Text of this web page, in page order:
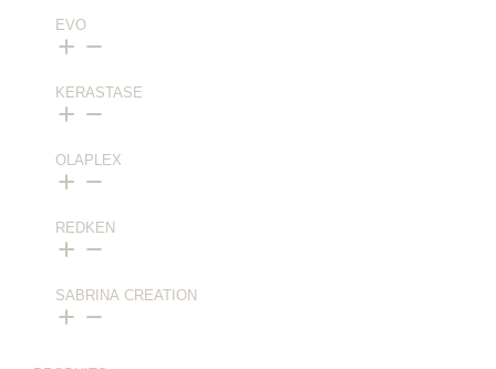
EVO
⁠⁠KERASTASE
OLAPLEX
⁠⁠REDKEN
SABRINA CREATION